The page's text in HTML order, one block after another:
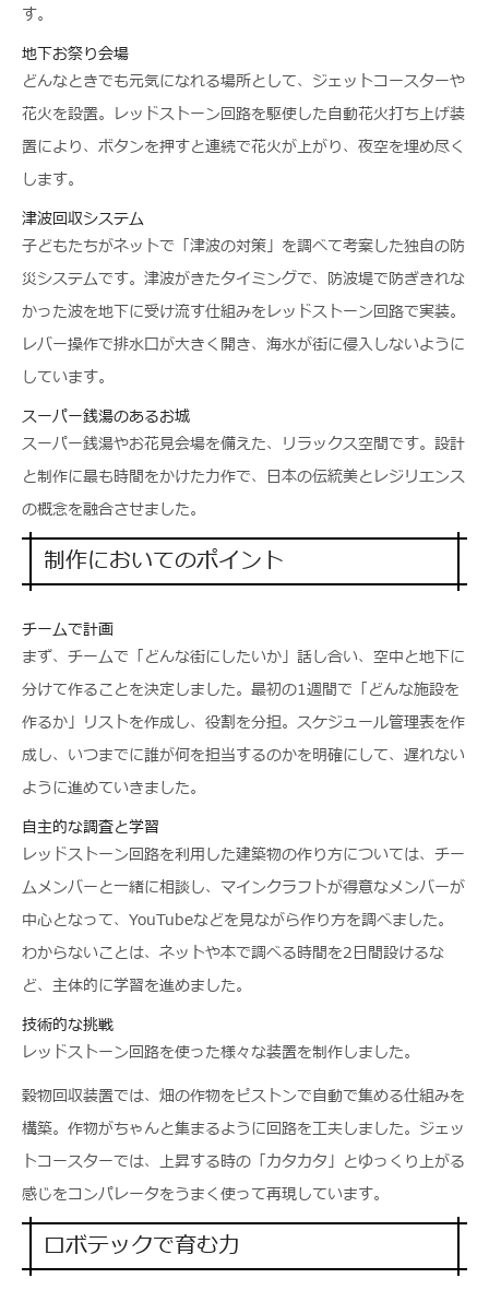
す。
地下お祭り会場
どんなときでも元気になれる場所として、ジェットコースターや
花火を設置。レッドストーン回路を駆使した自動花火打ち上げ装
置により、ボタンを押すと連続で花火が上がり、夜空を埋め尽く
します。
津波回収システム
子どもたちがネットで「津波の対策」を調べて考案した独自の防
災システムです。津波がきたタイミングで、防波堤で防ぎきれな
かった波を地下に受け流す仕組みをレッドストーン回路で実装。
レバー操作で排水口が大きく開き、海水が街に侵入しないように
しています。
スーパー銭湯のあるお城
スーパー銭湯やお花見会場を備えた、リラックス空間です。設計
と制作に最も時間をかけた力作で、日本の伝統美とレジリエンス
の概念を融合させました。
制作においてのポイント
チームで計画
まず、チームで「どんな街にしたいか」話し合い、空中と地下に
分けて作ることを決定しました。最初の1週間で「どんな施設を
作るか」リストを作成し、役割を分担。スケジュール管理表を作
成し、いつまでに誰が何を担当するのかを明確にして、遅れない
ように進めていきました。
自主的な調査と学習
レッドストーン回路を利用した建築物の作り方については、チー
ムメンバーと一緒に相談し、マインクラフトが得意なメンバーが
中心となって、YouTubeなどを見ながら作り方を調べました。
わからないことは、ネットや本で調べる時間を2日間設けるな
ど、主体的に学習を進めました。
技術的な挑戦
レッドストーン回路を使った様々な装置を制作しました。
穀物回収装置では、畑の作物をピストンで自動で集める仕組みを
構築。作物がちゃんと集まるように回路を工夫しました。ジェッ
トコースターでは、上昇する時の「カタカタ」とゆっくり上がる
感じをコンパレータをうまく使って再現しています。
ロボテックで育む力